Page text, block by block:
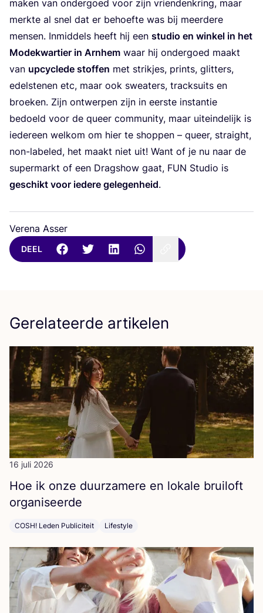
maken van onder­goed voor zijn vrien­den­kring, maar
merk­te al snel dat er behoef­te was bij meer­de­re
men­sen. Inmid­dels heeft hij een stu­dio en win­kel in het
Mode­kwar­tier in Arn­hem waar hij onder­goed maakt
van upcy­cle­de stof­fen met strik­jes, prints, glit­ters,
edel­ste­nen etc, maar ook swea­ters, track­s­uits en
broe­ken. Zijn ont­wer­pen zijn in eer­ste instan­tie
bedoeld voor de queer com­mu­ni­ty, maar uit­ein­de­lijk is
ieder­een wel­kom om hier te shop­pen – queer, straight,
non-labe­led, het maakt niet uit! Want of je nu naar de
super­markt of een Dragshow gaat, FUN Stu­dio is
geschikt voor iede­re gele­gen­heid.
Verena Asser
DEEL
Gerelateerde artikelen
16 juli 2026
Hoe ik onze duur­za­me­re en loka­le brui­loft
organiseerde
COSH! Leden Publiciteit Lifestyle